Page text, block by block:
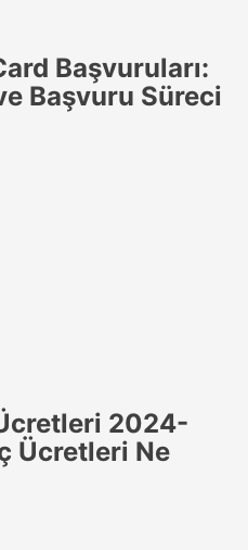
Başvuruları:
Başvuru Süreci
2024-
Ücretleri Ne